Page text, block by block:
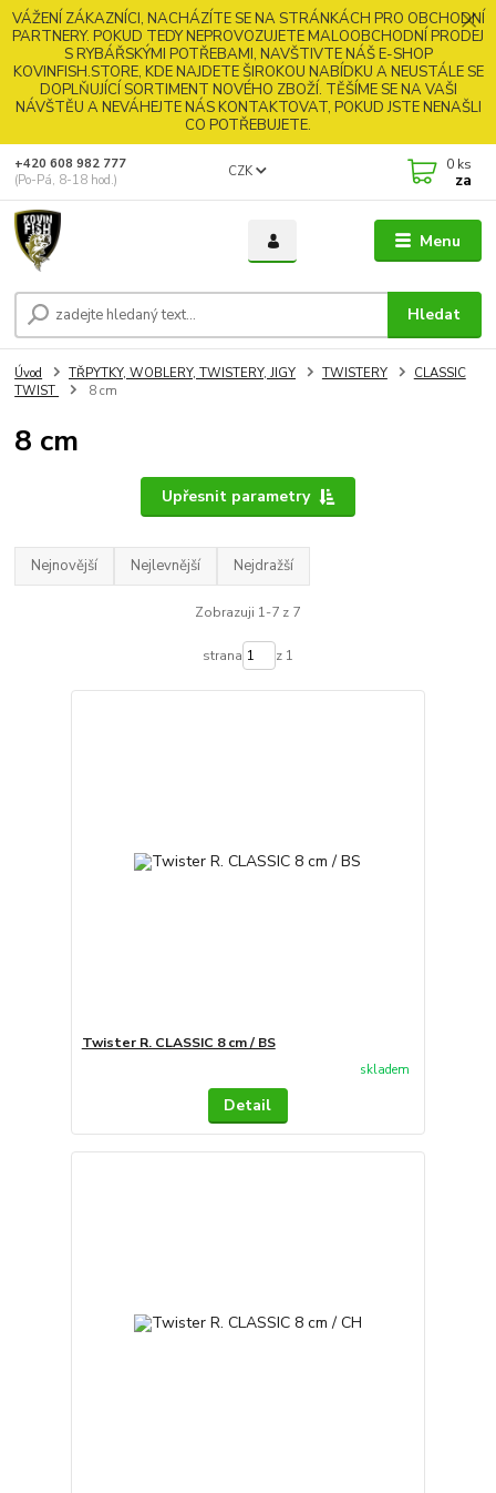
VÁŽENÍ ZÁKAZNÍCI, NACHÁZÍTE SE NA STRÁNKÁCH PRO OBCHODNÍ
PARTNERY. POKUD TEDY NEPROVOZUJETE MALOOBCHODNÍ PRODEJ
S RYBÁŘSKÝMI POTŘEBAMI, NAVŠTIVTE NÁŠ E-SHOP
KOVINFISH.STORE, KDE NAJDETE ŠIROKOU NABÍDKU A NEUSTÁLE SE
DOPLŇUJÍCÍ SORTIMENT NOVÉHO ZBOŽÍ. TĚŠÍME SE NA VAŠI
NÁVŠTĚU A NEVÁHEJTE NÁS KONTAKTOVAT, POKUD JSTE NENAŠLI
CO POTŘEBUJETE.
Menu
CZK
Hledat
+420 608 982 777
(Po-Pá, 8-18 hod.)
0 ks
za
Úvod TŘPYTKY, WOBLERY, TWISTERY, JIGY TWISTERY
CLASSIC
TWIST
8 cm
8 cm
Upřesnit parametry
Nejnovější Nejlevnější Nejdražší
Zobrazuji 1-7 z 7
strana z 1
Twister R. CLASSIC 8 cm / BS
skladem
Detail